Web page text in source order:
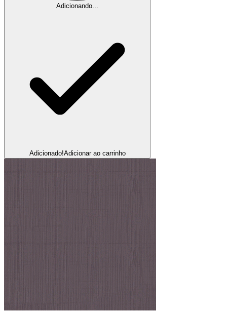
Adicionando...
Adicionado!Adicionar ao carrinho